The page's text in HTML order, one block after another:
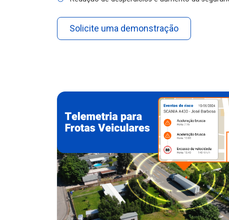
Solicite uma demonstração